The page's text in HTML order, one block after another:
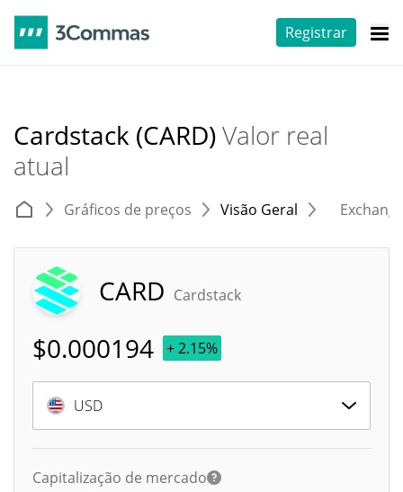
Registrar
Cardstack (CARD)Valor real
atual
Gráficos de preços Visão Geral
CARD Cardstack
$0.000194 + 2.15%
USD
Capitalização de mercado